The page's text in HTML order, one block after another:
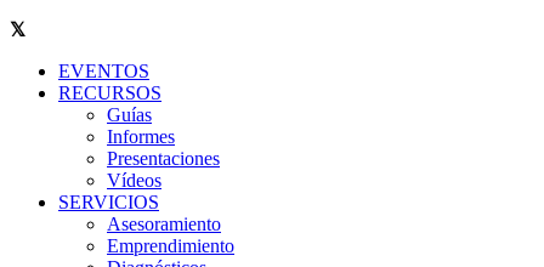
EVENTOS
RECURSOS
Guías
Informes
Presentaciones
Vídeos
SERVICIOS
Asesoramiento
Emprendimiento